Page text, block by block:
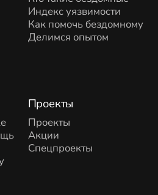
Проекты
Проекты
Акции
Спецпроекты
Индекс уязвимости
Как помочь бездомному
Делимся опытом